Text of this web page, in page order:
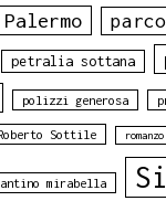
Palermo
petralia sottana
polizzi generosa
Sottile romanzo
mirabella